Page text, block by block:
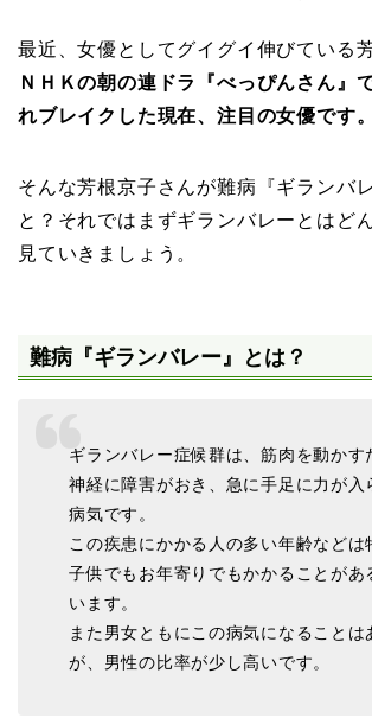
最近、女優としてグイグイ伸びている
ＮＨＫの朝の連ドラ『べっぴんさん』
れブレイクした現在、注目の女優です。
そんな芳根京子さんが難病『ギランバ
と？それではまずギランバレーとはど
見ていきましょう。
難病『ギランバレー』とは？
ギランバレー症候群は、筋肉を動かす
神経に障害がおき、急に手足に力が入
病気です。
この疾患にかかる人の多い年齢などは
子供でもお年寄りでもかかることがあ
います。
また男女ともにこの病気になることは
が、男性の比率が少し高いです。